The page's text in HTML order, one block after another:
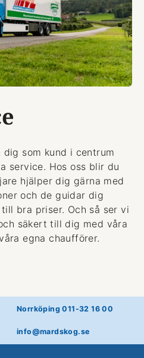
som kund i centrum
service. Hos oss blir du
hjälper dig gärna med
och de guidar dig
bra priser. Och så ser vi
säkert till dig med våra
egna chaufförer.
Norrköping 011-32 16 00
info@mardskog.se